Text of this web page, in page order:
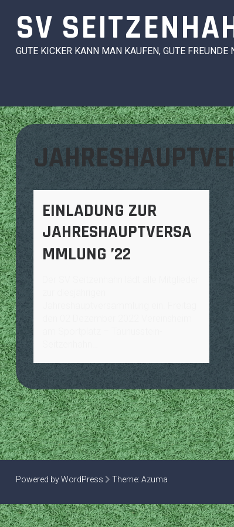
contentSV
GUTE KICKER KANN MAN KAUFEN, GUTE FREUNDE
EINLADUNG ZUR
JAHRESHAUPTVERSA
MMLUNG ’22
Powered by WordPress Theme: Azuma